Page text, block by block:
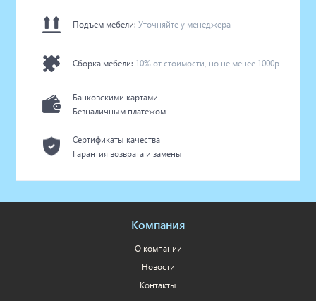
Подъем мебели:Уточняйте у менеджера
Сборка мебели: 10% от стоимости, но не менее 1000р
Банковскими картами
Безналичным платежом
Сертификаты качества
Гарантия возврата и замены
Компания
О компании
Новости
Контакты